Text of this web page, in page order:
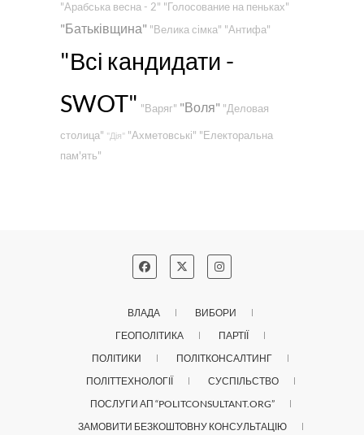
"Арабська весна - 2" "Голосование на пеньках"
"Батьківщина" "Велика сімка" "Антифа"
"Всі кандидати -
SWOT" "Варяг" "Воля" "Деловая
столица" "Дія" "Ахметовські" "Електоральна
пам'ять"
ВЛАДА
ВИБОРИ
ГЕОПОЛІТИКА
ПАРТІЇ
ПОЛІТИКИ
ПОЛІТКОНСАЛТИНГ
ПОЛІТТЕХНОЛОГІЇ
СУСПІЛЬСТВО
ПОСЛУГИ АП “POLITCONSULTANT.ORG”
ЗАМОВИТИ БЕЗКОШТОВНУ КОНСУЛЬТАЦІЮ